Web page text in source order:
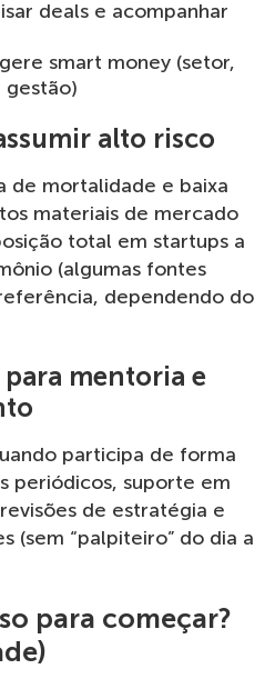
deals e acompanhar
smart money (setor,
gestão)
alto risco
de mortalidade e baixa
materiais de mercado
total em startups a
(algumas fontes
dependendo do
mentoria e
participa de forma
periódicos, suporte em
de estratégia e
(sem “palpiteiro” do dia a
para começar?